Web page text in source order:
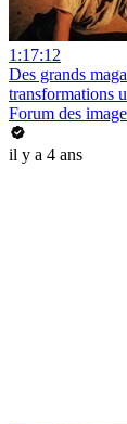
1:17:12
Des grands
transformations
Forum des
il y a 4 ans